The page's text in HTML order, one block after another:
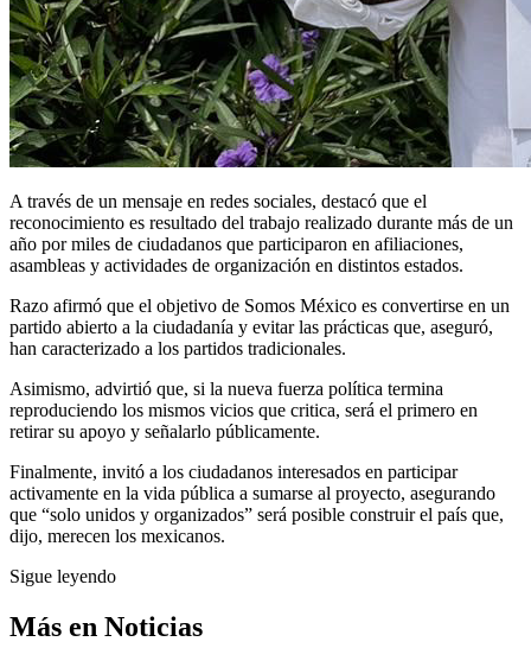
A través de un mensaje en redes sociales, destacó que el
reconocimiento es resultado del trabajo realizado durante más de un
año por miles de ciudadanos que participaron en afiliaciones,
asambleas y actividades de organización en distintos estados.
Razo afirmó que el objetivo de Somos México es convertirse en un
partido abierto a la ciudadanía y evitar las prácticas que, aseguró,
han caracterizado a los partidos tradicionales.
Asimismo, advirtió que, si la nueva fuerza política termina
reproduciendo los mismos vicios que critica, será el primero en
retirar su apoyo y señalarlo públicamente.
Finalmente, invitó a los ciudadanos interesados en participar
activamente en la vida pública a sumarse al proyecto, asegurando
que “solo unidos y organizados” será posible construir el país que,
dijo, merecen los mexicanos.
Sigue leyendo
Más en Noticias